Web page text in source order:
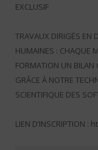
EXCLUSIF
TRAVAUX DIRIGÉS EN
HUMAINES : CHAQUE
FORMATION UN BILAN
GRÂCE À NOTRE
SCIENTIFIQUE DES
LIEN